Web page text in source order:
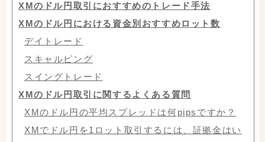
XMのドル円取引におすすめのトレード手法
XMのドル円における資金別おすすめロット数
デイトレード
スキャルピング
スイングトレード
XMのドル円取引に関するよくある質問
XMのドル円の平均スプレッドは何pipsですか？
XMでドル円を1ロット取引するには、証拠金はい